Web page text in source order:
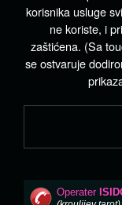
korisnika usluge
ne koriste, i
zaštićena. (Sa
se ostvaruje